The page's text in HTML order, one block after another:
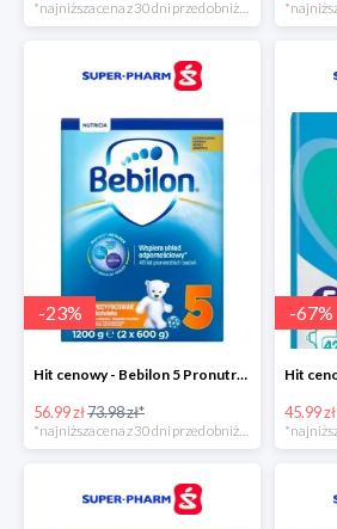
-23%
Hit cenowy - Bebilon 5 Pronutra Advance
56.99 zł73.98 zł*
*najniższa cena z 30 dni przed obniżką
-67%
45.99 zł